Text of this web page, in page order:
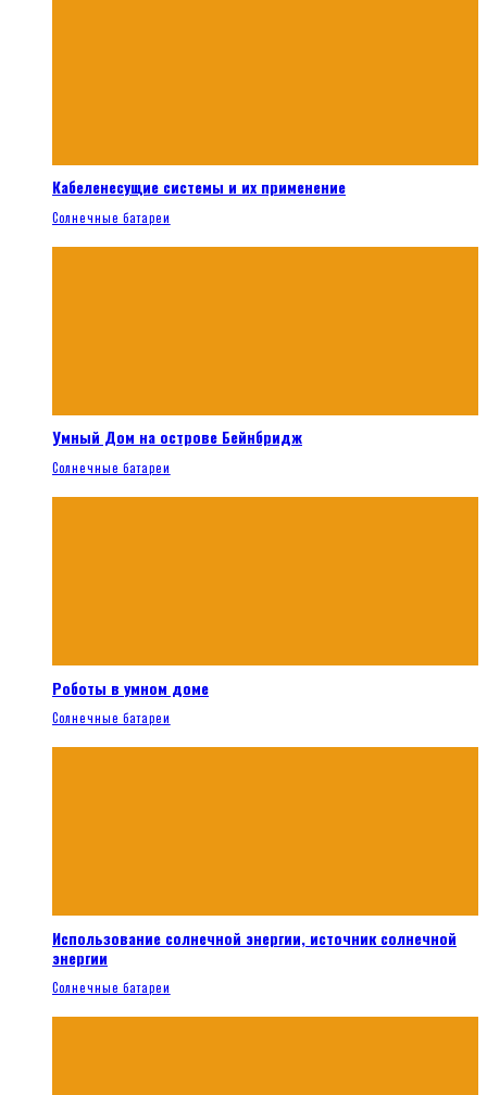
Кабеленесущие системы и их применение
Солнечные батареи
Умный Дом на острове Бейнбридж
Солнечные батареи
Роботы в умном доме
Солнечные батареи
Использование солнечной энергии, источник солнечной
энергии
Солнечные батареи